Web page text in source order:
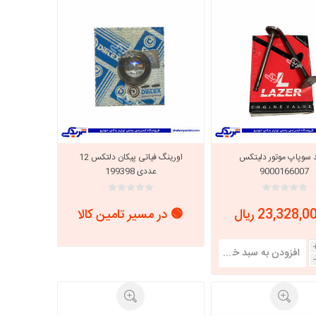
خانواده نیسان
سوپاپ موتور دلیتکس
9000166007
اورینگ فیاتی پیکان دلتکس 12
عددی 199398
🟢 در مسیر تامین کالا